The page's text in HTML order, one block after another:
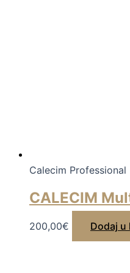
Calecim Professional
CALECIM
200,00€ Dodaj u